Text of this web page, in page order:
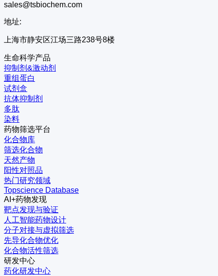
sales@tsbiochem.com
地址:
上海市静安区江场三路238号8楼
生命科学产品
抑制剂&激动剂
重组蛋白
试剂盒
抗体抑制剂
多肽
染料
药物筛选平台
化合物库
筛选化合物
天然产物
阳性对照品
热门研究领域
Topscience Database
AI+药物发现
靶点发现与验证
人工智能药物设计
分子对接与虚拟筛选
先导化合物优化
化合物活性筛选
研发中心
药化研发中心